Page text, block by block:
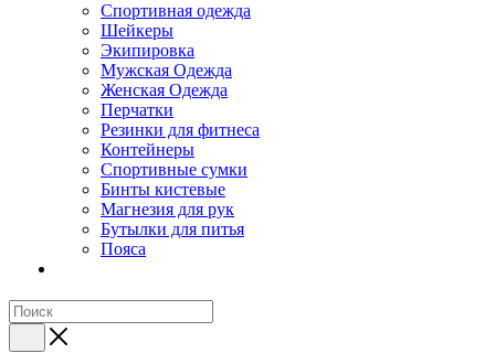
Спортивная одежда
Шейкеры
Экипировка
Мужская Одежда
Женская Одежда
Перчатки
Резинки для фитнеса
Контейнеры
Спортивные сумки
Бинты кистевые
Магнезия для рук
Бутылки для питья
Пояса